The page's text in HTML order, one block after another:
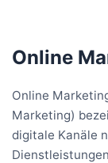
Online
Online
Marketing)
digitale Kanäle